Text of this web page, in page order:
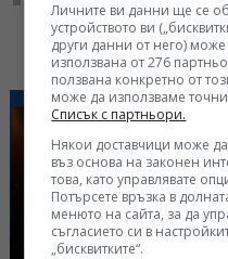
Личните ви данни ще се
устройството ви
други данни от него)
използвана от 276
ползвана конкретно от
може да използваме
Списък с партньори.
Някои доставчици може
въз основа на законен
това, като управлявате
Потърсете връзка в
менюто на сайта, за да
съгласието си в
„бисквитките“.